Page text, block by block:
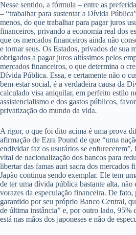
Nesse sentido, a fórmula – entre as
– “trabalhar para sustentar a Dívida
menos, do que trabalhar para pagar juros
financeiros, privando a economia real dos
que os mercados financeiros ainda não
e tornar seus. Os Estados, privados de sua
obrigados a pagar juros altíssimos pelos
mercados financeiros, o que determina o
Dívida Pública. Essa, e certamente não o
bem-estar social, é a verdadeira causa da
calculado visa aniquilar, em perfeito estilo
assistencialismo e dos gastos públicos,
privatização do mundo da vida.
A rigor, o que foi dito acima é uma prova
afirmação de Ezra Pound de que “uma
endividar faz os usurários se enfurecerem”,
vital de nacionalização dos bancos para
libertar das famas auri sacra dos mercados
Japão continua sendo exemplar. Ele tem
de ter uma dívida pública bastante alta, não
vorazes da especulação financeira. De
garantido por seu próprio Banco Central,
de última instância” e, por outro lado, 95%
está nas mãos dos japoneses e não de